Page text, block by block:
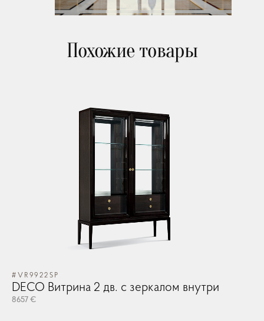
Прочие аксесcуары
Похожие товары
#VR9922SP
DECO Витрина 2 дв. с зеркалом внутри
8657 €